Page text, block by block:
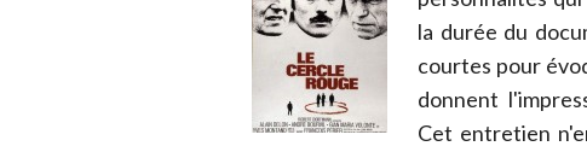
la durée du
courtes pour
donnent
Cet entretien